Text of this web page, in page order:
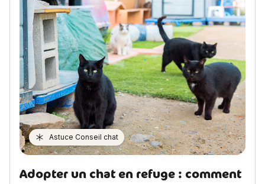
Astuce Conseil chat
Adopter un chat en refuge : comment